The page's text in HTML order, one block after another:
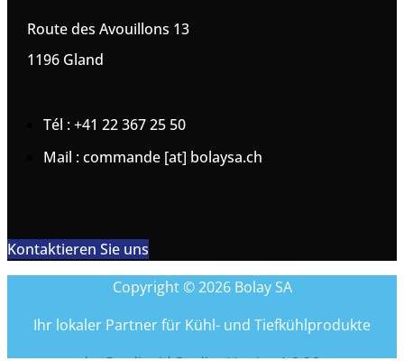
Route des Avouillons 13
1196 Gland
Tél : +41 22 367 25 50
Mail : commande [at] bolaysa.ch
Kontaktieren Sie uns
Copyright © 2026 Bolay SA
Ihr lokaler Partner für Kühl- und Tiefkühlprodukte